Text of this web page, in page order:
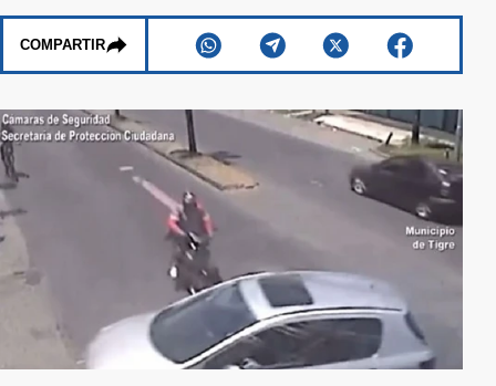
COMPARTIR